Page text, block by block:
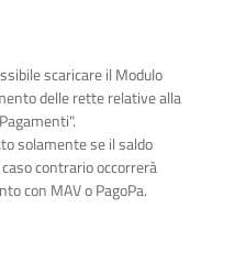
scaricare il Modulo
delle rette relative alla
solamente se il saldo
contrario occorrerà
con MAV o PagoPa.